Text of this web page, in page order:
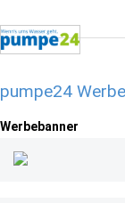
pumpe24
Werbebanner